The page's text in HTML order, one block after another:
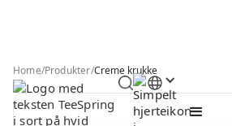
Home/Produkter/Creme krukke